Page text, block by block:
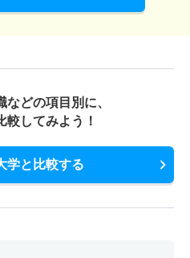
などの項目別に、
較してみよう！
学と比較する